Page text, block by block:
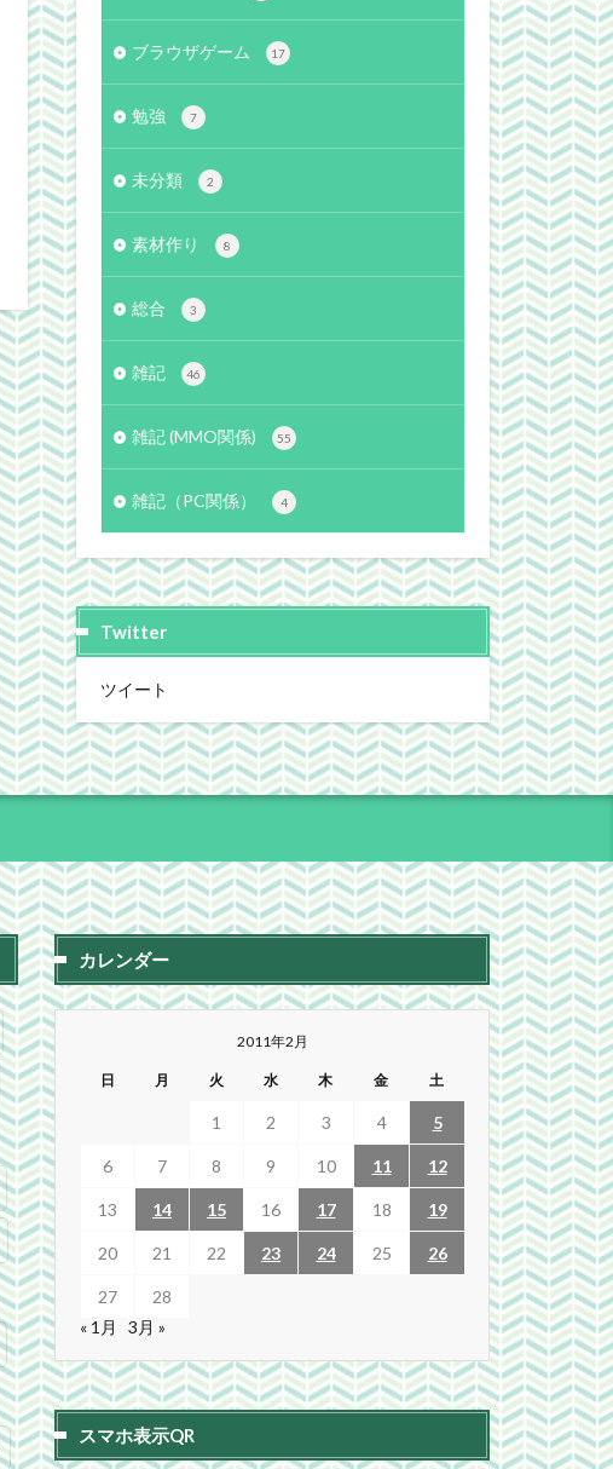
ブラウザゲーム 17
勉強 7
未分類 2
素材作り 8
総合 3
雑記 46
雑記 (MMO関係) 55
雑記（PC関係） 4
Twitter
ツイート
カレンダー
2011年2月
日 月 火 水 木 金 土
1 2 3 4 5
6 7 8 9 10 11 12
13 14 15 16 17 18 19
20 21 22 23 24 25 26
27
28
« 1月
3月 »
スマホ表示QR